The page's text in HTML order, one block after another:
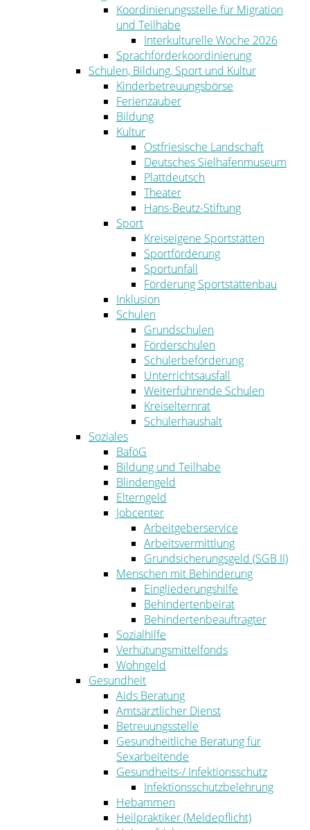
Koordinierungsstelle für Migration
und Teilhabe
Interkulturelle Woche 2026
Sprachförderkoordinierung
Schulen, Bildung, Sport und Kultur
Kinderbetreuungsbörse
Ferienzauber
Bildung
Kultur
Ostfriesische Landschaft
Deutsches Sielhafenmuseum
Plattdeutsch
Theater
Hans-Beutz-Stiftung
Sport
Kreiseigene Sportstätten
Sportförderung
Sportunfall
Förderung Sportstättenbau
Inklusion
Schulen
Grundschulen
Förderschulen
Schülerbeförderung
Unterrichtsausfall
Weiterführende Schulen
Kreiselternrat
Schülerhaushalt
Soziales
BaföG
Bildung und Teilhabe
Blindengeld
Elterngeld
Jobcenter
Arbeitgeberservice
Arbeitsvermittlung
Grundsicherungsgeld (SGB II)
Menschen mit Behinderung
Eingliederungshilfe
Behindertenbeirat
Behindertenbeauftragter
Sozialhilfe
Verhütungsmittelfonds
Wohngeld
Gesundheit
Aids Beratung
Amtsärztlicher Dienst
Betreuungsstelle
Gesundheitliche Beratung für
Sexarbeitende
Gesundheits-/ Infektionsschutz
Infektionsschutzbelehrung
Hebammen
Heilpraktiker (Meldepflicht)